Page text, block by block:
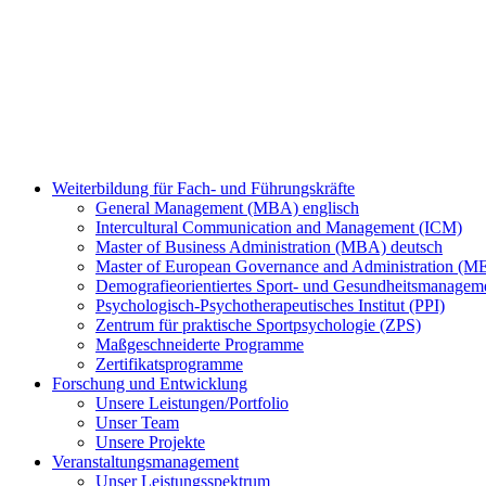
Weiterbildung für Fach- und Führungskräfte
General Management (MBA) englisch
Intercultural Communication and Management (ICM)
Master of Business Administration (MBA) deutsch
Master of European Governance and Administration
Demografieorientiertes Sport- und
Psychologisch-Psychotherapeutisches Institut (PPI)
Zentrum für praktische Sportpsychologie (ZPS)
Maßgeschneiderte Programme
Zertifikatsprogramme
Forschung und Entwicklung
Unsere Leistungen/Portfolio
Unser Team
Unsere Projekte
Veranstaltungsmanagement
Unser Leistungsspektrum